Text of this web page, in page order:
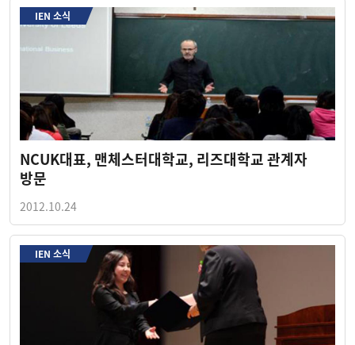
IEN 소식
NCUK대표, 맨체스터대학교, 리즈대학교 관계자
방문
2012.10.24
IEN 소식